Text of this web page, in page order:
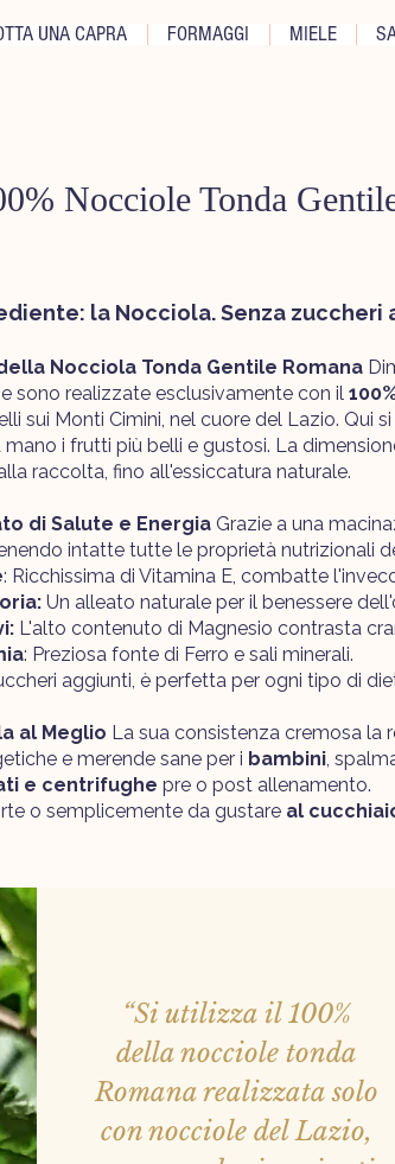
UNA CAPRA FORMAGGI MIELE
Nocciole Tonda
la Nocciola. Senza zuccheri
Nocciola Tonda Gentile Romana
sono realizzate esclusivamente con il
sui Monti Cimini, nel cuore del Lazio. Qui
i frutti più belli e gustosi. La
raccolta, fino all'essiccatura naturale.
di Salute e Energia Grazie a una
intatte tutte le proprietà nutrizionali
: Ricchissima di Vitamina E, combatte
Un alleato naturale per il benessere
L'alto contenuto di Magnesio contrasta
: Preziosa fonte di Ferro e sali minerali.
aggiunti, è perfetta per ogni tipo di
al Meglio La sua consistenza cremosa la
e merende sane per i bambini,
e centrifughe pre o post allenamento.
o semplicemente da gustare al
“Si utilizza il 100%
della nocciole tonda
Romana realizzata solo
con nocciole del Lazio,